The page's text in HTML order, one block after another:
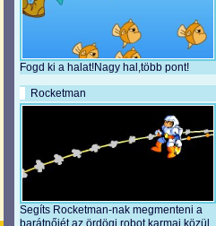
Fogd ki a halat!Nagy hal,több pont!
Rocketman
Segíts Rocketman-nak megmenteni a
barátnőjét az ördögi robot karmai közül.